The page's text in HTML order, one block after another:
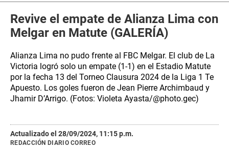
Revive el empate de Alianza Lima con
Melgar en Matute (GALERÍA)
Alianza Lima no pudo frente al FBC Melgar. El club de La
Victoria logró solo un empate (1-1) en el Estadio Matute
por la fecha 13 del Torneo Clausura 2024 de la Liga 1 Te
Apuesto. Los goles fueron de Jean Pierre Archimbaud y
Jhamir D’Arrigo. (Fotos: Violeta Ayasta/@photo.gec)
REDACCIÓN DIARIO CORREO
Actualizado el 28/09/2024, 11:15 p.m.